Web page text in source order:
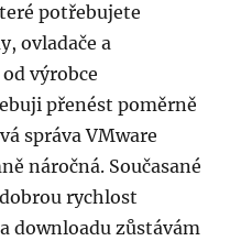
potřebujete
ovladače a
výrobce
přenést poměrně
správa VMware
náročná. Současané
rychlost
downloadu zůstávám